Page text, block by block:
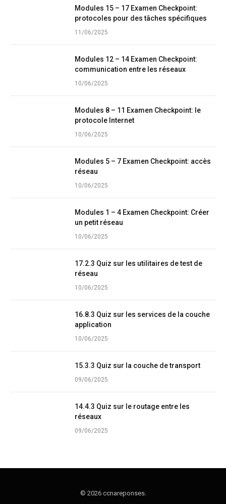
Modules 15 – 17 Examen Checkpoint:
protocoles pour des tâches spécifiques
11/06/2025
Modules 12 – 14 Examen Checkpoint:
communication entre les réseaux
10/06/2025
Modules 8 – 11 Examen Checkpoint: le
protocole Internet
10/06/2025
Modules 5 – 7 Examen Checkpoint: accès
réseau
10/06/2025
Modules 1 – 4 Examen Checkpoint: Créer
un petit réseau
10/06/2025
17.2.3 Quiz sur les utilitaires de test de
réseau
10/06/2025
16.8.3 Quiz sur les services de la couche
application
10/06/2025
15.3.3 Quiz sur la couche de transport
09/06/2025
14.4.3 Quiz sur le routage entre les
réseaux
09/06/2025
© 2026 ccnareponses.